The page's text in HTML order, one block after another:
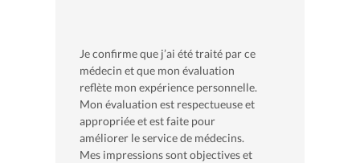
Je confirme que j’ai été traité par ce
médecin et que mon évaluation
reflète mon expérience personnelle.
Mon évaluation est respectueuse et
appropriée et est faite pour
améliorer le service de médecins.
Mes impressions sont objectives et